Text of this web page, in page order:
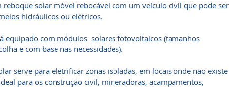
reboque solar móvel rebocável com um veículo civil que pode ser
hidráulicos ou elétricos.
equipado com módulos solares fotovoltaicos (tamanhos
e com base nas necessidades).
serve para eletrificar zonas isoladas, em locais onde não existe
para os construção civil, mineradoras, acampamentos,